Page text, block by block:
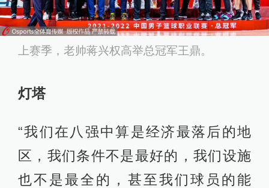
上赛季，老帅蒋兴权高举总冠军王鼎。
灯塔
“我们在八强中算是经济最落后的地
区，我们条件不是最好的，我们设施
也不是最全的，甚至我们球员的能